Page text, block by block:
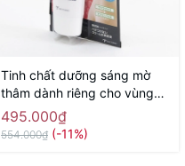
Tinh chất dưỡng sáng mờ
thâm dành riêng cho vùng
nhũ hoa, vùng bikini, nách,
đùi trong Beppin Body Virgin
495.000₫
554.000₫ (-11%)